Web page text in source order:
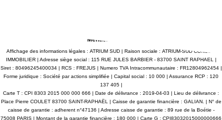
possibilité d'acquérir un garage fermé de 13 m². DPE à
sont disponibles sur le site
www.georisques.gouv.fr ATRIUMSUD CONSEIL
Tel agence : 04.94.83.19.96 Mail: contact@atriumsud.fr
Mentions légales
Affichage des informations légales : ATRIUM SUD | Raison sociale : ATRIUM-SUD CONSEIL
IMMOBILIER | Adresse siège social : 115 RUE JULES BARBIER - 83700 SAINT RAPHAEL |
Siret : 80496245400034 | RCS : FREJUS | Numero TVA Intracommunautaire : FR12804962454 |
Forme juridique : Société par actions simplifiée | Capital social : 10 000 | Assurance RCP : 120
137 405 |
Carte T : CPI 8303 2015 000 000 666 | Date de délivrance : 2019-04-03 | Lieu de délivrance :
Place Pierre COULET 83700 SAINT-RAPHAËL | Caisse de garantie financière : GALIAN. | N° de
caisse de garantie : adherent n°47136 | Adresse caisse de garantie : 89 rue de la Boétie -
75008 PARIS | Montant de la garantie financière : 180 000 | Carte G : CPI83032015000000666